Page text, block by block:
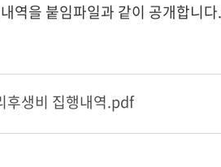
역을 붙임파일과 같이 공개합니다.
후생비 집행내역.pdf